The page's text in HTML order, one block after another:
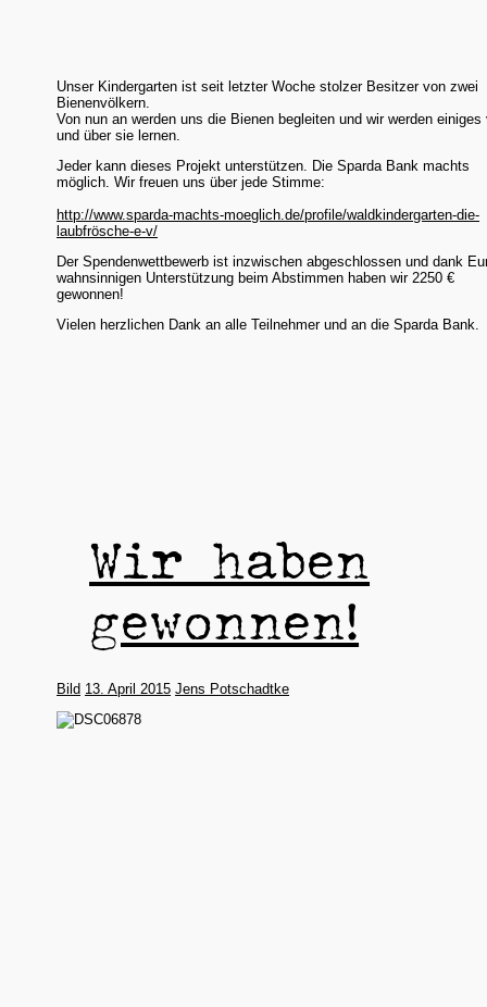
Unser Kindergarten ist seit letzter Woche stolzer Besitzer von zwei
Bienenvölkern.
Von nun an werden uns die Bienen begleiten und wir werden einiges
und über sie lernen.
Jeder kann dieses Projekt unterstützen. Die Sparda Bank machts
möglich. Wir freuen uns über jede Stimme:
http://www.sparda-machts-moeglich.de/profile/waldkindergarten-die-
laubfrösche-e-v/
Der Spendenwettbewerb ist inzwischen abgeschlossen und dank
wahnsinnigen Unterstützung beim Abstimmen haben wir 2250 €
gewonnen!
Vielen herzlichen Dank an alle Teilnehmer und an die Sparda Bank.
Wir haben
gewonnen!
Bild 13. April 2015 Jens Potschadtke